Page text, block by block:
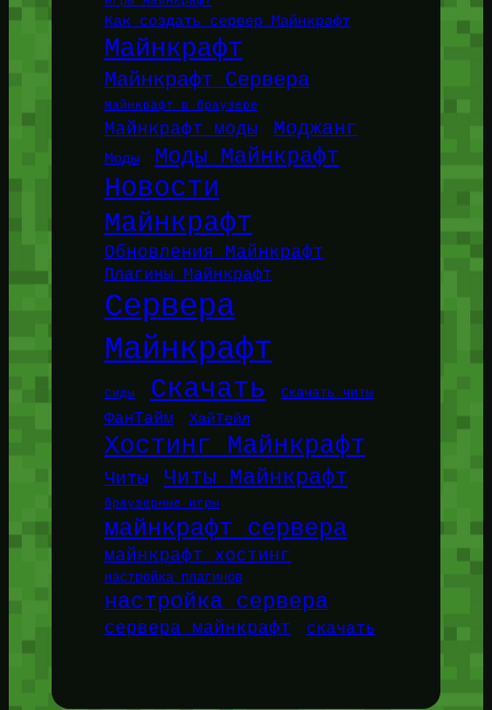
Как создать сервер Майнкрафт
Майнкрафт
Майнкрафт Сервера
Майнкрафт в браузере
Майнкрафт моды Моджанг
Моды Моды Майнкрафт
Новости
Майнкрафт
Обновления Майнкрафт
Плагины Майнкрафт
Сервера
Майнкрафт
Сиды Скачать Скачать читы
ФанТайм ХайТейл
Хостинг Майнкрафт
Читы Читы Майнкрафт
браузерные игры
майнкрафт сервера
майнкрафт хостинг
настройка плагинов
настройка сервера
сервера майнкрафт скачать